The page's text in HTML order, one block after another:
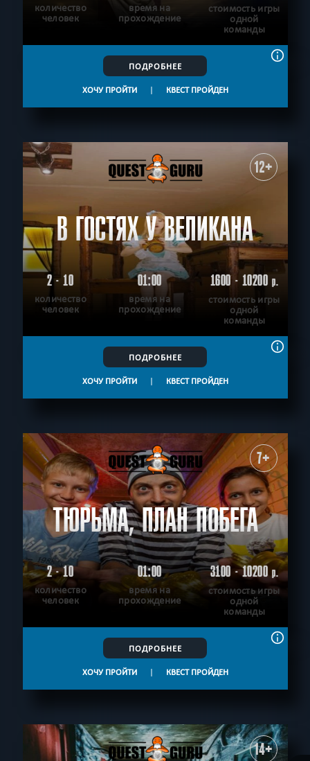
количество
человек
время на
прохождение
стоимость игры
одной
команды
ПОДРОБНЕЕ
ХОЧУ ПРОЙТИ | КВЕСТ ПРОЙДЕН
12+
В ГОСТЯХ У ВЕЛИКАНА
2 - 10
количество
человек
01:00
время на
прохождение
1600 - 10200р.
стоимость игры
одной
команды
ПОДРОБНЕЕ
ХОЧУ ПРОЙТИ | КВЕСТ ПРОЙДЕН
7+
ТЮРЬМА, ПЛАН ПОБЕГА
2 - 10
количество
человек
01:00
время на
прохождение
3100 - 10200р.
стоимость игры
одной
команды
ПОДРОБНЕЕ
ХОЧУ ПРОЙТИ | КВЕСТ ПРОЙДЕН
14+